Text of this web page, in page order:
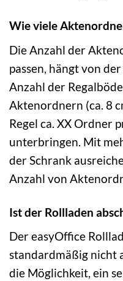
Wie viele
Die Anzahl der
passen, hängt von
Anzahl der
Aktenordnern (ca. 8
Regel ca. XX Ordner
unterbringen. Mit
der Schrank
Anzahl von
Ist der Rollladen
Der easyOffice
standardmäßig nicht
die Möglichkeit, ein